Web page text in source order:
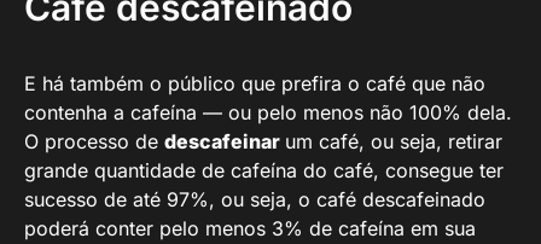
E há também o público que prefira o café que não
contenha a cafeína — ou pelo menos não 100% dela.
O processo de descafeinar um café, ou seja, retirar
grande quantidade de cafeína do café, consegue ter
sucesso de até 97%, ou seja, o café descafeinado
poderá conter pelo menos 3% de cafeína em sua